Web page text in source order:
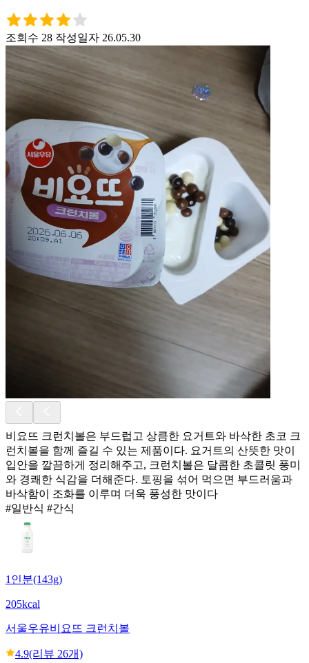
조회수 28 작성일자 26.05.30
비요뜨 크런치볼은 부드럽고 상큼한 요거트와 바삭한 초코 크
런치볼을 함께 즐길 수 있는 제품이다. 요거트의 산뜻한 맛이
입안을 깔끔하게 정리해주고, 크런치볼은 달콤한 초콜릿 풍미
와 경쾌한 식감을 더해준다. 토핑을 섞어 먹으면 부드러움과
바삭함이 조화를 이루며 더욱 풍성한 맛이다
#일반식 #간식
1인분(143g)
205kcal
서울우유비요뜨 크런치볼
4.9(리뷰 26개)